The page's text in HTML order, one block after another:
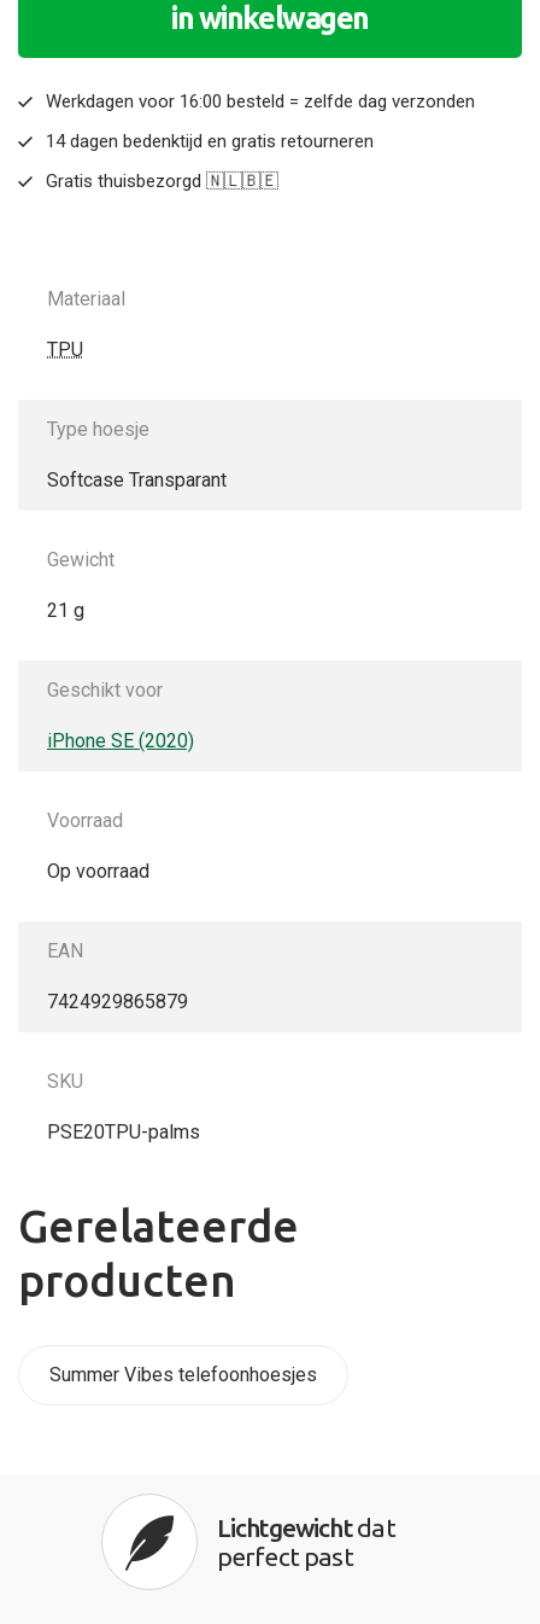
in winkelwagen
Werkdagen voor 16:00 besteld = zelfde dag verzonden
14 dagen bedenktijd en gratis retourneren
Gratis thuisbezorgd 🇳🇱🇧🇪
Materiaal
TPU
Type hoesje
Softcase Transparant
Gewicht
21 g
Geschikt voor
iPhone SE (2020)
Voorraad
Op voorraad
EAN
7424929865879
SKU
PSE20TPU-palms
Gerelateerde
producten
Summer Vibes telefoonhoesjes
Lichtgewichtdat
perfect past